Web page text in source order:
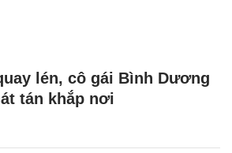
lén, cô gái Bình Dương
tán khắp nơi